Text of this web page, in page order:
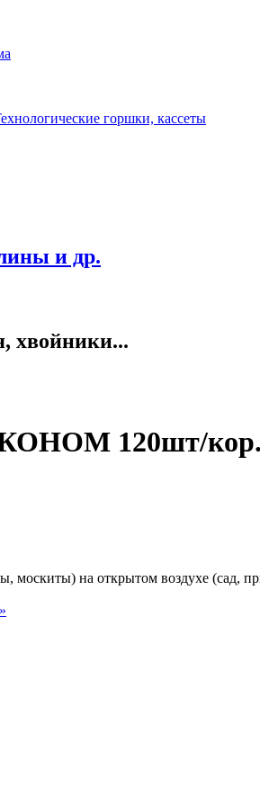
горшки, кассеты
и др.
хвойники...
120шт/кор.
на открытом воздухе (сад,